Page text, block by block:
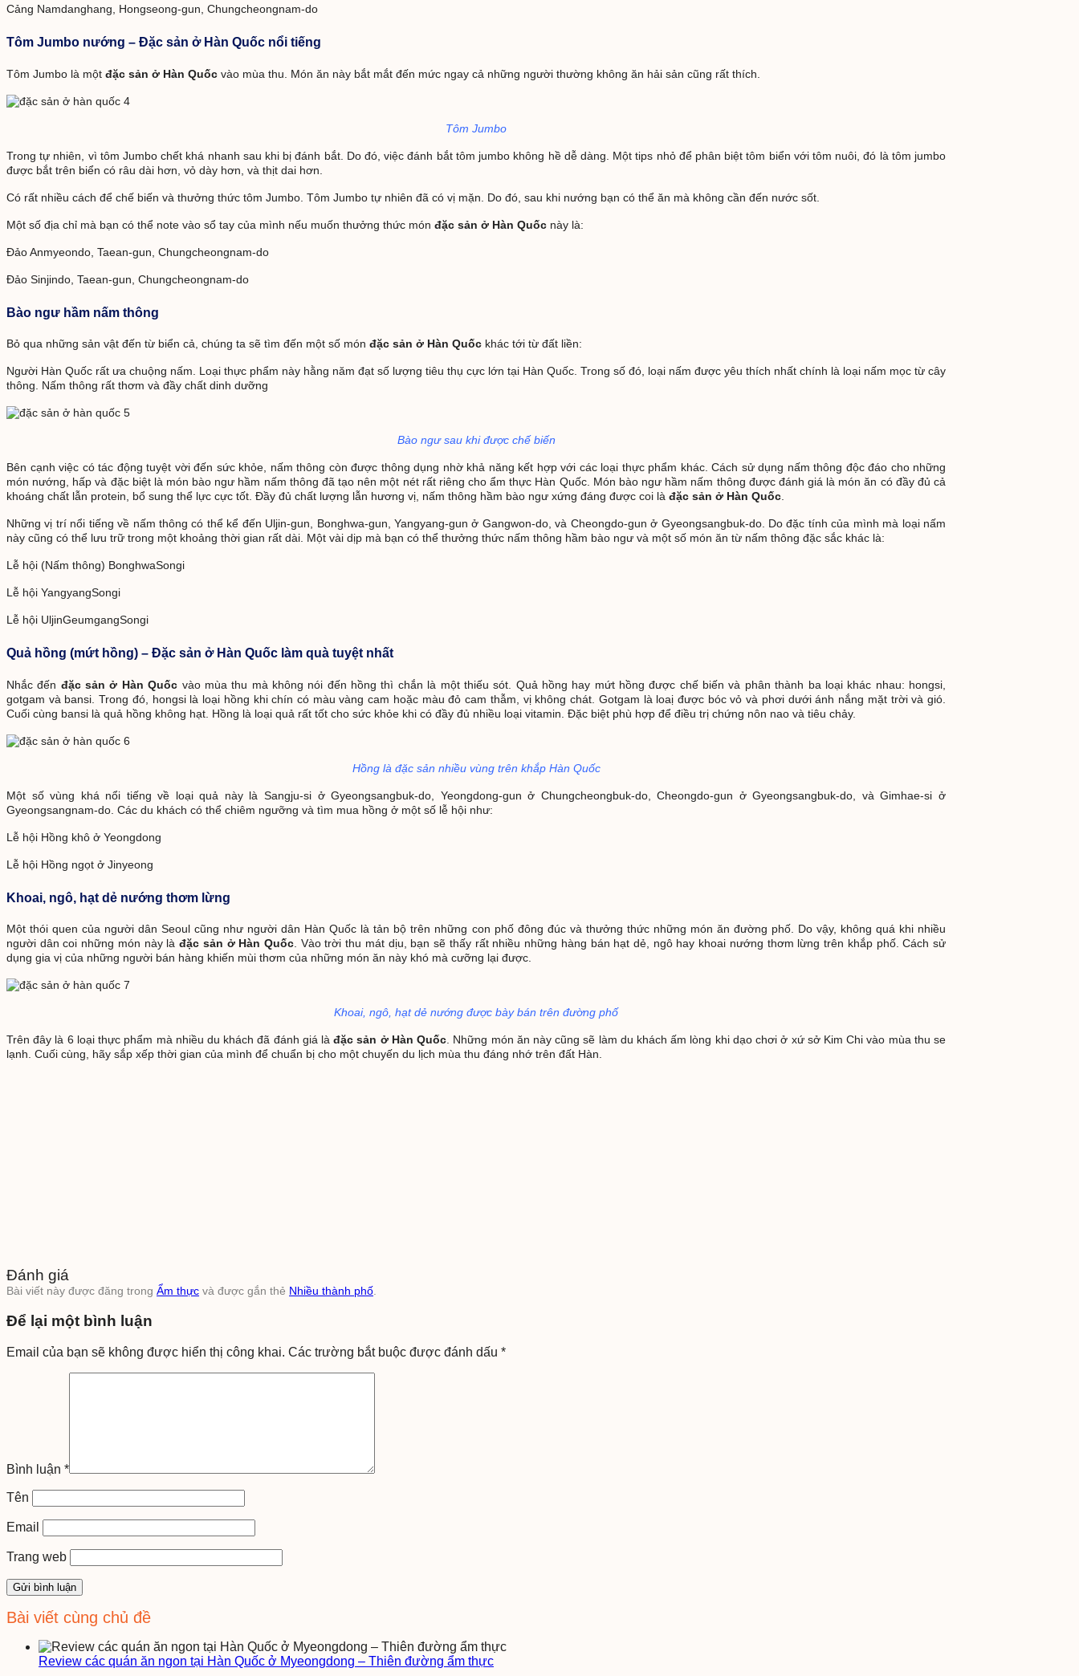
Cảng Namdanghang, Hongseong-gun, Chungcheongnam-do
Tôm Jumbo nướng – Đặc sản ở Hàn Quốc nổi tiếng
Tôm Jumbo là một đặc sản ở Hàn Quốc vào mùa thu. Món ăn này bắt mắt đến mức ngay cả những người thường không ăn hải sản cũng rất thích.
Tôm Jumbo
Trong tự nhiên, vì tôm Jumbo chết khá nhanh sau khi bị đánh bắt. Do đó, việc đánh bắt tôm jumbo không hề dễ dàng. Một tips nhỏ để phân biệt tôm biển với tôm nuôi, đó là tôm jumbo
được bắt trên biển có râu dài hơn, vỏ dày hơn, và thịt dai hơn.
Có rất nhiều cách để chế biến và thưởng thức tôm Jumbo. Tôm Jumbo tự nhiên đã có vị mặn. Do đó, sau khi nướng bạn có thể ăn mà không cần đến nước sốt.
Một số địa chỉ mà bạn có thể note vào sổ tay của mình nếu muốn thưởng thức món đặc sản ở Hàn Quốc này là:
Đảo Anmyeondo, Taean-gun, Chungcheongnam-do
Đảo Sinjindo, Taean-gun, Chungcheongnam-do
Bào ngư hầm nấm thông
Bỏ qua những sản vật đến từ biển cả, chúng ta sẽ tìm đến một số món đặc sản ở Hàn Quốc khác tới từ đất liền:
Người Hàn Quốc rất ưa chuộng nấm. Loại thực phẩm này hằng năm đạt số lượng tiêu thụ cực lớn tại Hàn Quốc. Trong số đó, loại nấm được yêu thích nhất chính là loại nấm mọc từ cây
thông. Nấm thông rất thơm và đầy chất dinh dưỡng
Bào ngư sau khi được chế biến
Bên cạnh việc có tác động tuyệt vời đến sức khỏe, nấm thông còn được thông dụng nhờ khả năng kết hợp với các loại thực phẩm khác. Cách sử dụng nấm thông độc đáo cho những
món nướng, hấp và đặc biệt là món bào ngư hầm nấm thông đã tạo nên một nét rất riêng cho ẩm thực Hàn Quốc. Món bào ngư hầm nấm thông được đánh giá là món ăn có đầy đủ cả
khoáng chất lẫn protein, bổ sung thể lực cực tốt. Đầy đủ chất lượng lẫn hương vị, nấm thông hầm bào ngư xứng đáng được coi là đặc sản ở Hàn Quốc
Những vị trí nổi tiếng về nấm thông có thể kể đến Uljin-gun, Bonghwa-gun, Yangyang-gun ở Gangwon-do, và Cheongdo-gun ở Gyeongsangbuk-do. Do đặc tính của mình mà loại nấm
này cũng có thể lưu trữ trong một khoảng thời gian rất dài. Một vài dịp mà bạn có thể thưởng thức nấm thông hầm bào ngư và một số món ăn từ nấm thông đặc sắc khác là:
Lễ hội (Nấm thông) BonghwaSongi
Lễ hội YangyangSongi
Lễ hội UljinGeumgangSongi
Quả hồng (mứt hồng) – Đặc sản ở Hàn Quốc làm quà tuyệt nhất
Nhắc đến đặc sản ở Hàn Quốc vào mùa thu mà không nói đến hồng thì chắn là một thiếu sót. Quả hồng hay mứt hồng được chế biến và phân thành ba loại khác nhau: hongsi,
gotgam và bansi. Trong đó, hongsi là loại hồng khi chín có màu vàng cam hoặc màu đỏ cam thẫm, vị không chát. Gotgam là loaị được bóc vỏ và phơi dưới ánh nắng mặt trời và gió.
Cuối cùng bansi là quả hồng không hạt. Hồng là loại quả rất tốt cho sức khỏe khi có đầy đủ nhiều loại vitamin. Đặc biệt phù hợp để điều trị chứng nôn nao và tiêu chảy.
Hồng là đặc sản nhiều vùng trên khắp Hàn Quốc
Một số vùng khá nổi tiếng về loại quả này là Sangju-si ở Gyeongsangbuk-do, Yeongdong-gun ở Chungcheongbuk-do, Cheongdo-gun ở Gyeongsangbuk-do, và Gimhae-si ở
Gyeongsangnam-do. Các du khách có thể chiêm ngưỡng và tìm mua hồng ở một số lễ hội như:
Lễ hội Hồng khô ở Yeongdong
Lễ hội Hồng ngọt ở Jinyeong
Khoai, ngô, hạt dẻ nướng thơm lừng
Một thói quen của người dân Seoul cũng như người dân Hàn Quốc là tản bộ trên những con phố đông đúc và thưởng thức những món ăn đường phố. Do vậy, không quá khi nhiều
người dân coi những món này làđặc sản ở Hàn Quốc . Vào trời thu mát dịu, bạn sẽ thấy rất nhiều những hàng bán hạt dẻ, ngô hay khoai nướng thơm lừng trên khắp phố. Cách sử
dụng gia vị của những người bán hàng khiến mùi thơm của những món ăn này khó mà cưỡng lại được.
Khoai, ngô, hạt dẻ nướng được bày bán trên đường phố
Trên đây là 6 loại thực phẩm mà nhiều du khách đã đánh giá làđặc sản ở Hàn Quốc . Những món ăn này cũng sẽ làm du khách ấm lòng khi dạo chơi ở xứ sở Kim Chi vào mùa thu se
lạnh. Cuối cùng, hãy sắp xếp thời gian của mình để chuẩn bị cho một chuyến du lịch mùa thu đáng nhớ trên đất Hàn.
Đánh giá
Bài viết này được đăng trong Ẩm thực và được gắn thẻ Nhiều thành phố
Để lại một bình luận
Email của bạn sẽ không được hiển thị công khai. Các trường bắt buộc được đánh dấu *
Bình luận *
Tên
Email
Trang web
Bài viết cùng chủ đề
Review các quán ăn ngon tại Hàn Quốc ở Myeongdong – Thiên đường ẩm thực